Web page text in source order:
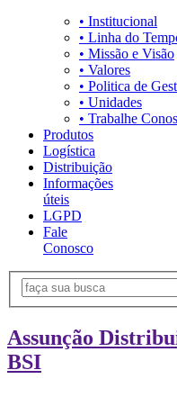
• Institucional
• Linha do
• Missão e Visão
• Valores
• Politica de
• Unidades
• Trabalhe
Produtos
Logística
Distribuição
Informações
úteis
LGPD
Fale
Conosco
Assunção
BSI